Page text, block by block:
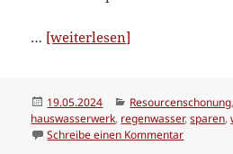
… [weiterlesen]
Veröffentlicht
am
19.05.2024 Kategorien
Resourcenschonung
hauswasserwerk, regenwasser,sparen,
Schreibe einen Kommentarzu